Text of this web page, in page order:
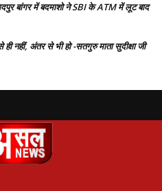
बांगर में बदमाशो ने SBI के ATM में लूट बाद
ही नहीं, अंतर से भी हो -सतगुरु माता सुदीक्षा जी